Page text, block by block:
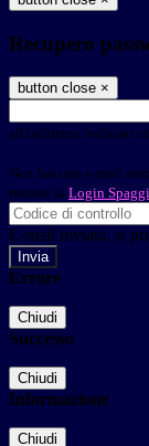
Recupero
button close ×
all'indirizzo indicato
Non hai una e-mail
tramite la Login
E-mail inviata, si
Errore
Chiudi
Successo
Chiudi
Informazione
Chiudi